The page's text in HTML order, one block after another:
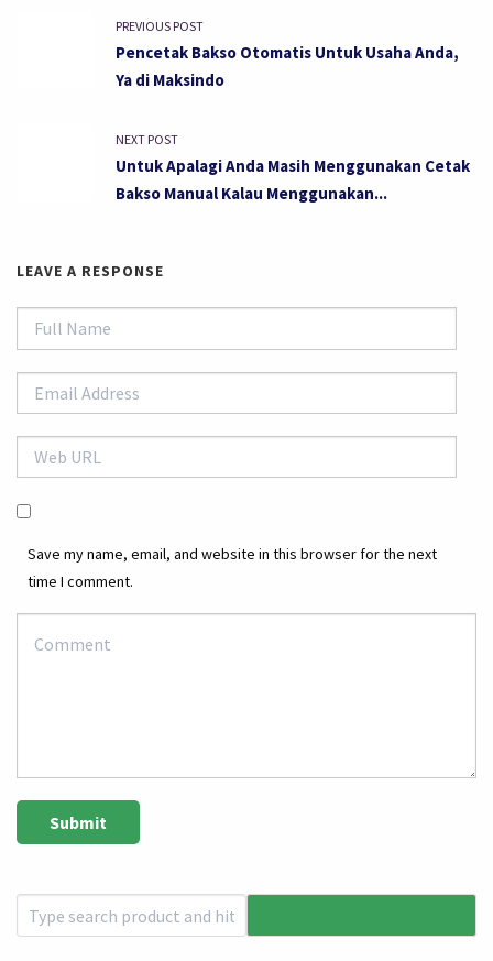
PREVIOUS POST
Pencetak Bakso Otomatis Untuk Usaha Anda,
Ya di Maksindo
NEXT POST
Untuk Apalagi Anda Masih Menggunakan Cetak
Bakso Manual Kalau Menggunakan...
LEAVE A RESPONSE
Save my name, email, and website in this browser for the next
time I comment.